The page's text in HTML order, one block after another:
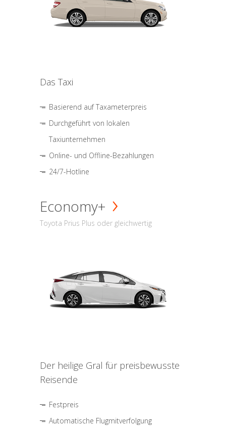
Das Taxi
Basierend auf Taxameterpreis
Durchgeführt von lokalen
Taxiunternehmen
Online- und Offline-Bezahlungen
24/7-Hotline
Economy+
Toyota Prius Plus oder gleichwertig
Der heilige Gral für preisbewusste
Reisende
Festpreis
Automatische Flugmitverfolgung